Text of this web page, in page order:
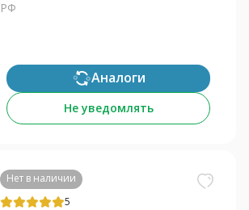
РФ
Аналоги
Не уведомлять
Нет в наличии
5